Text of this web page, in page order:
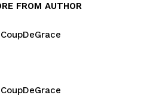
FROM AUTHOR